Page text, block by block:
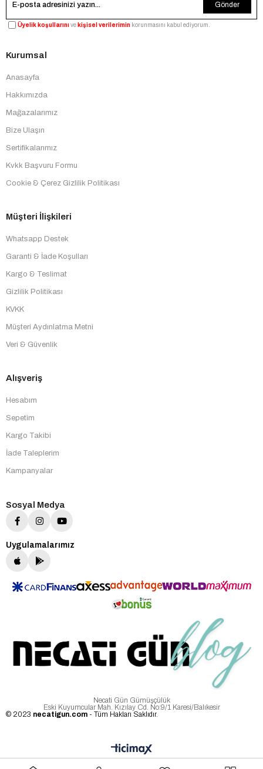
Gönder
Üyelik koşullarınıve kişisel verilerimin korunmasını kabul ediyorum.
Kurumsal
Anasayfa
Hakkımızda
Mağazalarımız
Bize Ulaşın
Sertifikalarımız
Kvkk Başvuru Formu
Cookie & Çerez Gizlilik Politikası
Müşteri İlişkileri
Whatsapp Destek
Garanti & İade Koşulları
Kargo & Teslimat
Gizlilik Politikası
KVKK
Müşteri Aydınlatma Metni
Veri & Güvenlik
Alışveriş
Hesabım
Sepetim
Kargo Takibi
İade Taleplerim
Kampanyalar
Sosyal Medya
Uygulamalarımız
Necati Gün Gümüşçülük
Eski Kuyumcular Mah. Kızılay Cd. No:9/1 Karesi/Balıkesir
© 2023 necatigun.com - Tüm Hakları Saklıdır.